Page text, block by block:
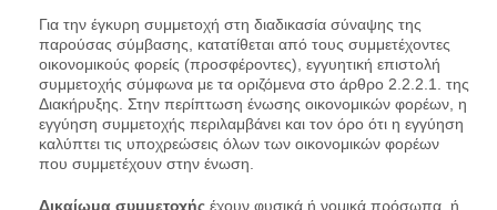
Για την έγκυρη συμμετοχή στη διαδικασία σύναψης της
παρούσας σύμβασης, κατατίθεται από τους συμμετέχοντες
οικονομικούς φορείς (προσφέροντες), εγγυητική επιστολή
συμμετοχής σύμφωνα με τα οριζόμενα στο άρθρο 2.2.2.1. της
Διακήρυξης. Στην περίπτωση ένωσης οικονομικών φορέων, η
εγγύηση συμμετοχής περιλαμβάνει και τον όρο ότι η εγγύηση
καλύπτει τις υποχρεώσεις όλων των οικονομικών φορέων
που συμμετέχουν στην ένωση.
Δικαίωμα συμμετοχής έχουν φυσικά ή νομικά πρόσωπα, ή